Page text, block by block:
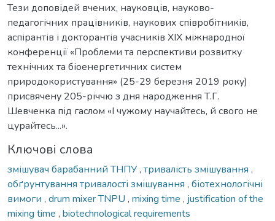
Тези доповідей вчених, науковців, науково-
педагогічних працівників, наукових співробітників,
аспірантів і докторантів учасників XIX міжнародної
конференції «Проблеми та перспективи розвитку
технічних та біоенергетичних систем
природокористування» (25-29 березня 2019 року)
присвячену 205-річчю з дня народження Т.Г.
Шевченка під гаслом «І чужому научайтесь, й свого не
цурайтесь...».
Ключові слова
змішувач барабанний ТНПУ, тривалість змішування ,
обґрунтування тривалості змішування , біотехнологічні
вимоги , drum mixer TNPU , mixing time , justification of the
mixing time , biotechnological requirements